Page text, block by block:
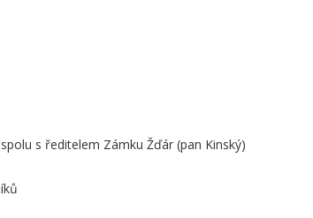
s ředitelem Zámku Žďár (pan Kinský)